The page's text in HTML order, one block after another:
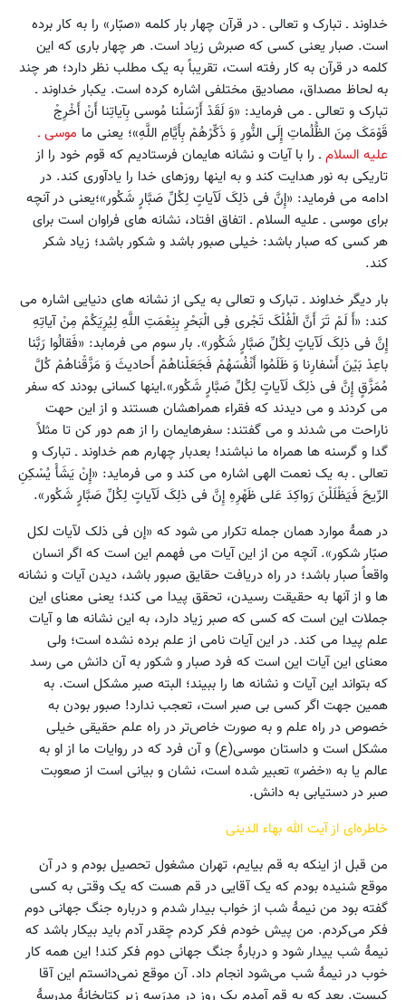
خداوند ـ تبارک و تعالی ـ در قرآن چهار بار کلمه «صبّار» را به کار برده
است. صبار یعنی کسی که صبرش زیاد است. هر چهار باری که این
کلمه در قرآن به کار رفته است، تقریباً به یک مطلب نظر دارد؛ هر چند
به لحاظ مصداق، مصادیق مختلفی اشاره کرده است. یکبار خداوند ـ
تبارک و تعالی ـ می فرماید: «وَ لَقَدْ أَرْسَلْنا مُوسى‏ بِآیاتِنا أَنْ أَخْرِجْ
قَوْمَکَ مِنَ الظُّلُماتِ إِلَى النُّورِ وَ ذَکِّرْهُمْ بِأَیَّامِ اللَّهِ»؛ یعنی ما موسی ـ
علیه السلامـ را با آیات و نشانه هایمان فرستادیم که قوم خود را از
تاریکی به نور هدایت کند و به اینها روزهای خدا را یادآوری کند. در
ادامه می فرماید: «إِنَّ فی‏ ذلِکَ لَآیاتٍ لِکُلِّ صَبَّارٍ شَکُور»؛یعنی در آنچه
برای موسی ـ علیه السلام ـ اتفاق افتاد، نشانه های فراوان است برای
هر کسی که صبار باشد: خیلی صبور باشد و شکور باشد؛ زیاد شکر
کند.
بار دیگر خداوند ـ تبارک و تعالی به یکی از نشانه های دنیایی اشاره می
کند: «أَ لَمْ تَرَ أَنَّ الْفُلْکَ تَجْری فِی الْبَحْرِ بِنِعْمَتِ اللَّهِ لِیُرِیَکُمْ مِنْ آیاتِهِ
إِنَّ فی‏ ذلِکَ لَآیاتٍ لِکُلِّ صَبَّارٍ شَکُور». بار سوم می فرمابد: «فَقالُوا رَبَّنا
باعِدْ بَیْنَ أَسْفارِنا وَ ظَلَمُوا أَنْفُسَهُمْ فَجَعَلْناهُمْ أَحادیثَ وَ مَزَّقْناهُمْ کُلَّ
مُمَزَّقٍ إِنَّ فی‏ ذلِکَ لَآیاتٍ لِکُلِّ صَبَّارٍ شَکُور».اینها کسانی بودند که سفر
می کردند و می دیدند که فقراء همراهشان هستند و از این حهت
ناراحت می شدند و می گفتند: سفرهایمان را از هم دور کن تا مثلاً
گدا و گرسنه ها همراه ما نباشند! بعدبار چهارم هم خداوند ـ تبارک و
تعالی ـ به یک نعمت الهی اشاره می کند و می فرماید: «إِنْ یَشَأْ یُسْکِنِ
الرِّیحَ فَیَظْلَلْنَ رَواکِدَ عَلى‏ ظَهْرِهِ إِنَّ فی‏ ذلِکَ لَآیاتٍ لِکُلِّ صَبَّارٍ شَکُور».
در همۀ موارد همان جمله تکرار می شود که «إن فی ذلک لآیات لکل
صبّار شکور». آنچه من از این آیات می فهمم این است که اگر انسان
واقعاً صبار باشد؛ در راه دریافت حقایق صبور باشد، دیدن آیات و نشانه
ها و از آنها به حقیقت رسیدن، تحقق پیدا می کند؛ یعنی معنای این
جملات این است که کسی که صبر زیاد دارد، به این نشانه ها و آیات
علم پیدا می کند. در این آیات نامی از علم برده نشده است؛ ولی
معنای این آیات این است که فرد صبار و شکور به آن دانش می رسد
که بتواند این آیات و نشانه ها را ببیند؛ البته صبر مشکل است. به
همین جهت اگر کسی بی صبر است، تعجب ندارد! صبور بودن به
خصوص در راه علم و به صورت خاص‌تر در راه علم حقیقی خیلی
مشکل است و داستان موسی(ع) و آن فرد که در روایات ما از او به
عالم یا به «خضر» تعبیر شده است، نشان و بیانی است از صعوبت
صبر در دستیابی به دانش.
خاطره‌ای از آیت الله بهاء الدینی
من قبل از اینکه به قم بیایم، تهران مشغول تحصیل بودم و در آن
موقع شنیده بودم که یک آقایی در قم هست که یک وقتی به کسی
گفته بود من نیمۀ شب از خواب بیدار شدم و درباره جنگ جهانی دوم
فکر می‌کردم. من پیش خودم فکر کردم چقدر آدم باید بیکار باشد که
نیمۀ شب ییدار شود و دربارۀ جنگ جهانی دوم فکر کند! این همه کار
خوب در نیمۀ شب می‌شود انجام داد. آن موقع نمی‌دانستم این آقا
کیست. بعد که به قم آمدم یک روز در مدرَسه زیر کتابخانۀ مدرسۀ